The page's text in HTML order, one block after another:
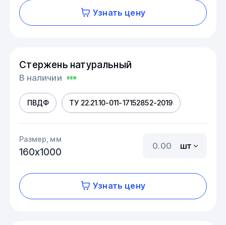
Узнать цену
Стержень натуральный
В наличии
ПВДФ ТУ 22.21.10-011-17152852-2019
Размер, мм
160х1000
шт
Узнать цену